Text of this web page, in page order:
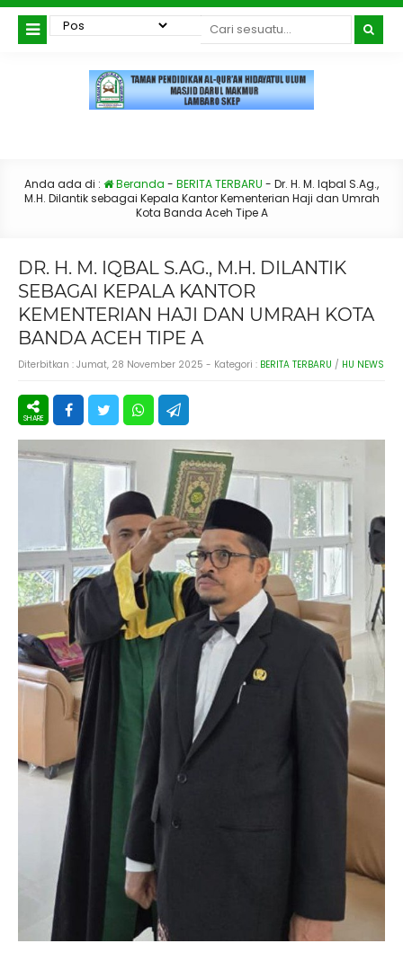
Anda ada di : Beranda - BERITA TERBARU - Dr. H. M. Iqbal S.Ag.,
M.H. Dilantik sebagai Kepala Kantor Kementerian Haji dan Umrah
Kota Banda Aceh Tipe A
DR. H. M. IQBAL S.AG., M.H. DILANTIK
SEBAGAI KEPALA KANTOR
KEMENTERIAN HAJI DAN UMRAH KOTA
BANDA ACEH TIPE A
Diterbitkan : Jumat, 28 November 2025 - Kategori : BERITA TERBARU / HU NEWS